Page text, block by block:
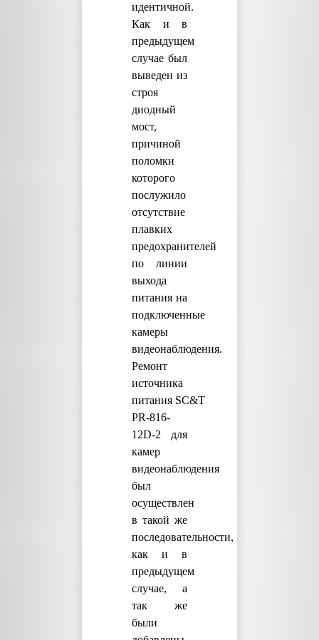
идентичной.
Как и в
предыдущем
случае был
выведен из
строя
диодный
мост,
причиной
поломки
которого
послужило
отсутствие
плавких
предохранителей
по линии
выхода
питания на
подключенные
камеры
видеонаблюдения.
Ремонт
источника
питания SC&T
PR-816-
12D-2 для
камер
видеонаблюдения
был
осуществлен
в такой же
последовательности,
как и в
предыдущем
случае, а
так же
были